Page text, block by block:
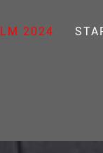
LM 2024